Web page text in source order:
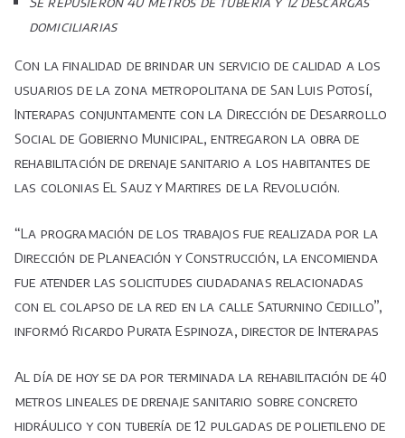
domiciliarias
Con la finalidad de brindar un servicio de calidad a los
usuarios de la zona metropolitana de San Luis Potosí,
Interapas conjuntamente con la Dirección de Desarrollo
Social de Gobierno Municipal, entregaron la obra de
rehabilitación de drenaje sanitario a los habitantes de
las colonias El Sauz y Martires de la Revolución.
“La programación de los trabajos fue realizada por la
Dirección de Planeación y Construcción, la encomienda
fue atender las solicitudes ciudadanas relacionadas
con el colapso de la red en la calle Saturnino Cedillo”,
informó Ricardo Purata Espinoza, director de Interapas
Al día de hoy se da por terminada la rehabilitación de 40
metros lineales de drenaje sanitario sobre concreto
hidráulico y con tubería de 12 pulgadas de polietileno de